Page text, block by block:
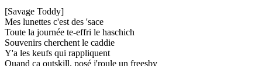
[Savage Toddy]
Mes lunettes c'est des 'sace
Toute la journée te-effri le haschich
Souvenirs cherchent le caddie
Y'a les keufs qui rappliquent
Quand ça outskill, posé j'roule un freesby